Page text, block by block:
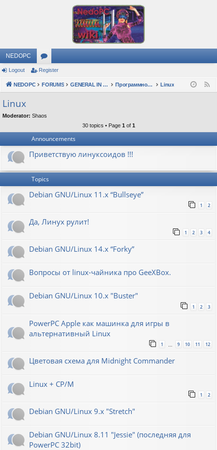
NEDOPC
or
u
s
Logout Register
NEDOPC FORUMS GENERAL IN RUSSIAN Программное обеспечение Linux
Linux
Moderator: Shaos
30 topics • Page 1 of 1
Announcements
Приветствую линуксоидов !!!
Topics
Debian GNU/Linux 11.x “Bullseye”
1 2
Да, Линух рулит!
1 2 3 4
Debian GNU/Linux 14.x “Forky”
Вопросы от linux-чайника про GeeXBox.
Debian GNU/Linux 10.x "Buster"
1 2 3
PowerPC Apple как машинка для игры в
альтернативный Linux
1 9 10 11 12
Цветовая схема для Midnight Commander
Linux + CP/M
1 2
Debian GNU/Linux 9.x "Stretch"
Debian GNU/Linux 8.11 "Jessie" (последняя для
PowerPC 32bit)